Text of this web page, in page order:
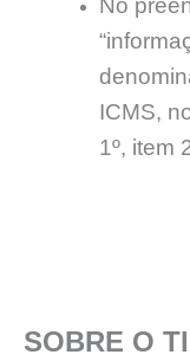
No
ICMS,
1º, item
SOBRE O